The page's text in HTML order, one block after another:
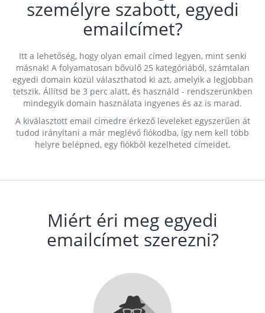
személyre szabott, egyedi
emailcímet?
Itt a lehetőség, hogy olyan email címed legyen, mint senki
másnak! A folyamatosan bővülő 25 kategóriából, számtalan
egyedi domain közül választhatod ki azt, amelyik a legjobban
tetszik. Állítsd be 3 perc alatt, és használd - rendszerünkben
mindegyik domain használata ingyenes és az is marad.
A kiválasztott email címedre érkező leveleket egyszerűen át
tudod irányítani a már meglévő fiókodba, így nem kell több
helyre belépned, egy fiókból kezelheted címeidet.
Miért éri meg egyedi
emailcímet szerezni?